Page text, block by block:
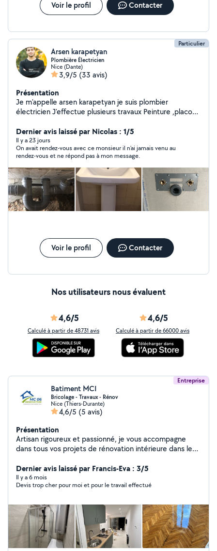
traitance.
Voir le profil Contacter
Particulier
Arsen karapetyan
Plombière Électricien
Nice (Dante)
3,9/5 (33 avis)
Présentation
Je m'appelle arsen karapetyan je suis plombier
électricien J'effectue plusieurs travaux Peinture ,placo
électricité,montage et démontage des meuble
,plusieurs travaux de maison ,déménagement possible
Je travaille dans les domaines depuis 8 ans 5 ans de
pratique a paris
Dernier avis laissé par Nicolas : 1/5
Il y a 23 jours
On avait rendez-vous avec ce monsieur il n’ai jamais venu au
rendez-vous et ne répond pas à mon message.
Voir le profil Contacter
Nos utilisateurs nous évaluent
4,6/5
Calculé à partir de 48731 avis
4,6/5
Calculé à partir de 66000 avis
Entreprise
Batiment MCI
Bricolage - Travaux - Rénov
Nice (Thiers-Durante)
4,6/5 (5 avis)
Présentation
Artisan rigoureux et passionné, je vous accompagne
dans tous vos projets de rénovation intérieure dans les
habitat avec des finitions soignées, en respectant vos
délais et votre budget. Grâce à ma polyvalence, vous
n'avez qu'un seul interlocuteur pour l'ensemble de vos
enduits, mise en peinture. Sols & Murs : Pose de
carrelage (tous formats) et de parquet flottant ou collé.
Plomberie : Rénovation de salle de bain, cuisine,
raccordements et dépannages. Aménagement : Travaux
de rénovation globale. Travail propre et outillage
Dernier avis laissé par Francis-Eva : 3/5
Il y a 6 mois
Devis trop cher pour moi et pour le travail effectué